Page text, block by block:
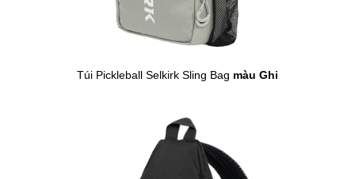
Túi Pickleball Selkirk Sling Bag màu Ghi